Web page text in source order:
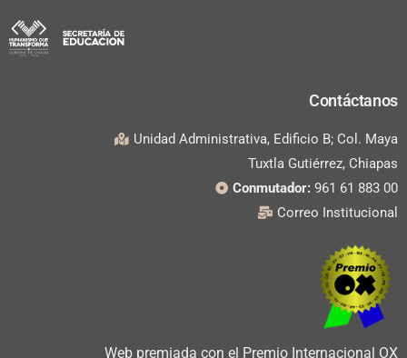
Contáctanos
Unidad Administrativa, Edificio B; Col. Maya
Tuxtla Gutiérrez, Chiapas
Conmutador: 961 61 883 00
Correo Institucional
Web premiada con el Premio Internacional OX